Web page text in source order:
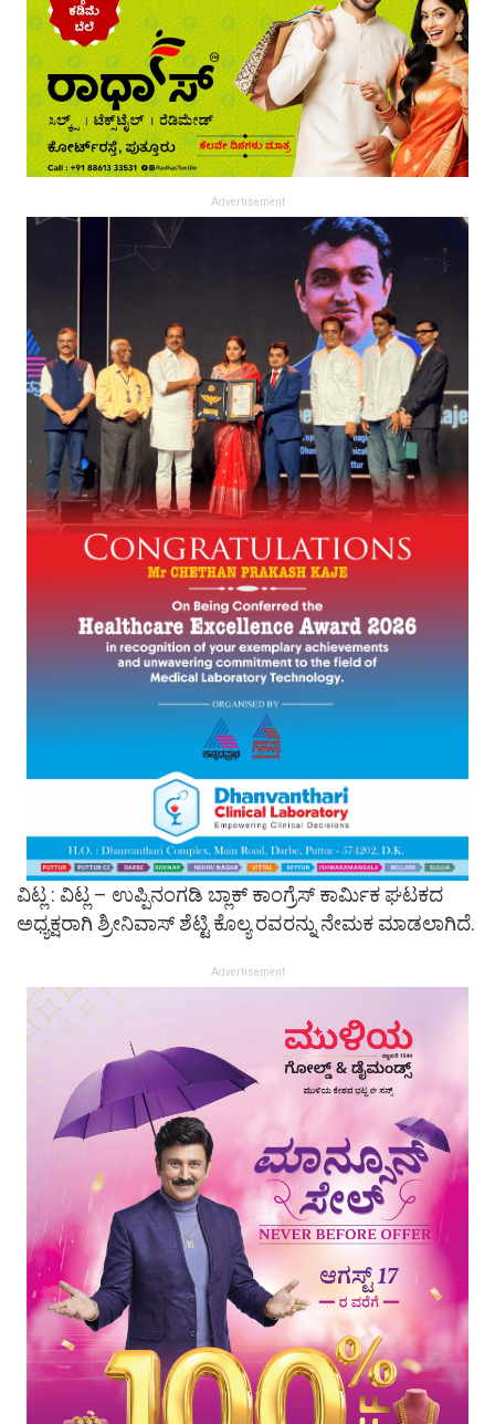
Advertisement
ವಿಟ್ಲ : ವಿಟ್ಲ – ಉಪ್ಪಿನಂಗಡಿ ಬ್ಲಾಕ್ ಕಾಂಗ್ರೆಸ್ ಕಾರ್ಮಿಕ ಘಟಕದ
ಅಧ್ಯಕ್ಷರಾಗಿ ಶ್ರೀನಿವಾಸ್ ಶೆಟ್ಟಿ ಕೊಲ್ಯ ರವರನ್ನು ನೇಮಕ ಮಾಡಲಾಗಿದೆ.
Advertisement